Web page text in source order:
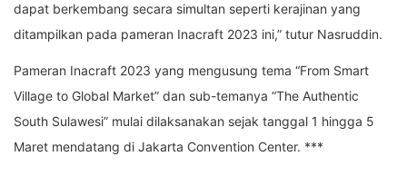
dapat berkembang secara simultan seperti kerajinan yang
ditampilkan pada pameran Inacraft 2023 ini,” tutur Nasruddin.
Pameran Inacraft 2023 yang mengusung tema “From Smart
Village to Global Market” dan sub-temanya “The Authentic
South Sulawesi” mulai dilaksanakan sejak tanggal 1 hingga 5
Maret mendatang di Jakarta Convention Center. ***